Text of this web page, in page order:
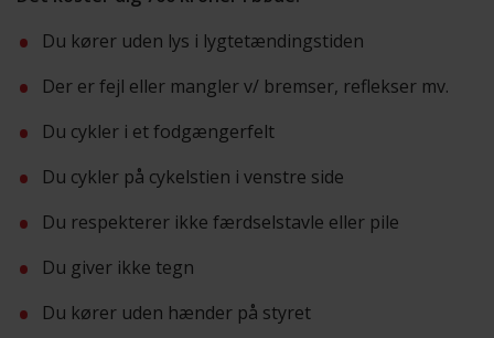
Du kører uden lys i lygtetændingstiden
Der er fejl eller mangler v/ bremser, reflekser mv.
Du cykler i et fodgængerfelt
Du cykler på cykelstien i venstre side
Du respekterer ikke færdselstavle eller pile
Du giver ikke tegn
Du kører uden hænder på styret